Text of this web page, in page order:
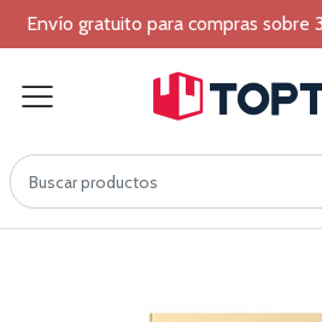
Envío gratuito para compras sobre